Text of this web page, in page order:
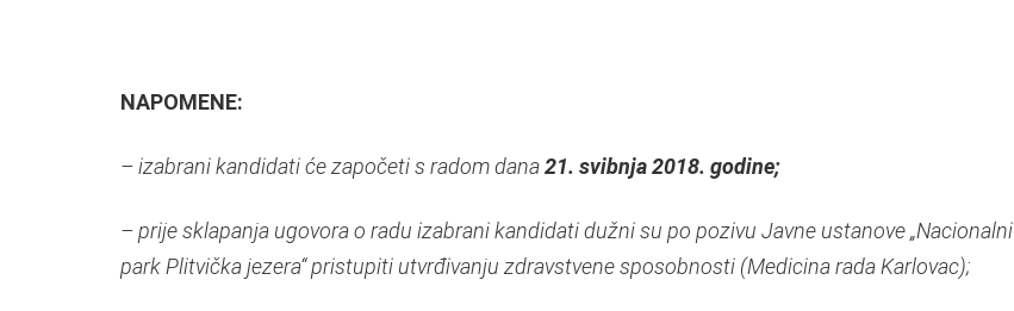
NAPOMENE:
– izabrani kandidati će započeti s radom dana21. svibnja 2018. godine;
– prije sklapanja ugovora o radu izabrani kandidati dužni su po pozivu Javne ustanove „Nacionalni
park Plitvička jezera“ pristupiti utvrđivanju zdravstvene sposobnosti (Medicina rada Karlovac);